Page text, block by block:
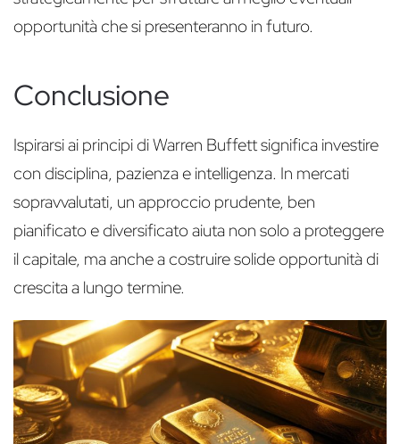
opportunità che si presenteranno in futuro.
Conclusione
Ispirarsi ai principi di Warren Buffett significa investire
con disciplina, pazienza e intelligenza. In mercati
sopravvalutati, un approccio prudente, ben
pianificato e diversificato aiuta non solo a proteggere
il capitale, ma anche a costruire solide opportunità di
crescita a lungo termine.